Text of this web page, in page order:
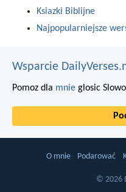
Ksiazki Biblijne
Najpopularniejsze
Wsparcie
Pomoz dla mnie glosic
O mnie Podarować
© 2026